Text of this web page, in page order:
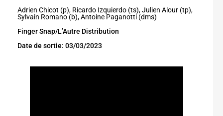
Adrien Chicot (p), Ricardo Izquierdo (ts), Julien Alour (tp),
Sylvain Romano (b), Antoine Paganotti (dms)
Finger Snap/L’Autre Distribution
Date de sortie: 03/03/2023